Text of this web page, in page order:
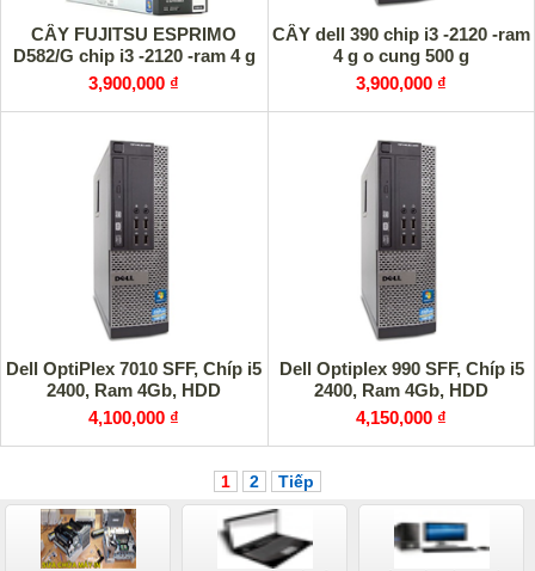
CÂY FUJITSU ESPRIMO
D582/G chip i3 -2120 -ram 4 g
3,900,000 ₫
CÂY dell 390 chip i3 -2120 -ram
4 g o cung 500 g
3,900,000 ₫
Dell OptiPlex 7010 SFF, Chíp i5
2400, Ram 4Gb, HDD
4,100,000 ₫
Dell Optiplex 990 SFF, Chíp i5
2400, Ram 4Gb, HDD
4,150,000 ₫
1 2 Tiếp